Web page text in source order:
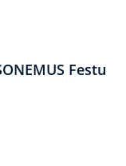
Festu